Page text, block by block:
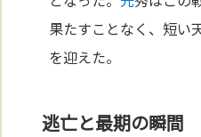
果たすことなく、短い
を迎えた。
逃亡と最期の瞬間